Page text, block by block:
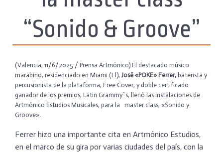
“Sonido & Groove”
(Valencia, 11/6/2025 / Prensa Artmónico) El destacado músico
marabino, residenciado en Miami (Fl), José «POKE» Ferrer, baterista y
percusionista de la plataforma, Free Cover, y doble certificado
ganador de los premios, Latin Grammy´s, llenó las instalaciones de
Artmónico Estudios Musicales, para la master class, «Sonido y
Groove».
Ferrer hizo una importante cita en Artmónico Estudios,
en el marco de su gira por varias ciudades del país, con la